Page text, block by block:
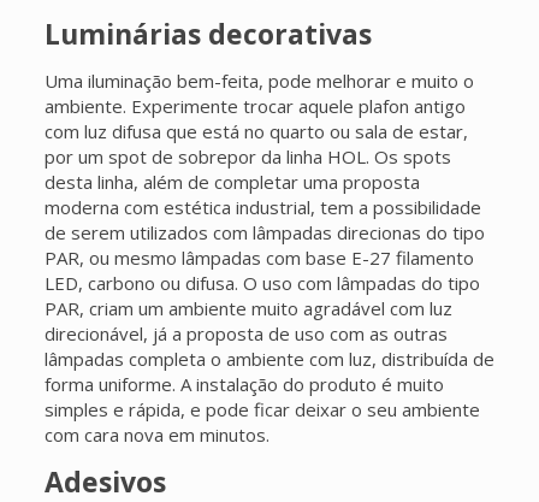
Luminárias decorativas
Uma iluminação bem-feita, pode melhorar e muito o
ambiente. Experimente trocar aquele plafon antigo
com luz difusa que está no quarto ou sala de estar,
por um spot de sobrepor da linha HOL. Os spots
desta linha, além de completar uma proposta
moderna com estética industrial, tem a possibilidade
de serem utilizados com lâmpadas direcionas do tipo
PAR, ou mesmo lâmpadas com base E-27 filamento
LED, carbono ou difusa. O uso com lâmpadas do tipo
PAR, criam um ambiente muito agradável com luz
direcionável, já a proposta de uso com as outras
lâmpadas completa o ambiente com luz, distribuída de
forma uniforme. A instalação do produto é muito
simples e rápida, e pode ficar deixar o seu ambiente
com cara nova em minutos.
Adesivos